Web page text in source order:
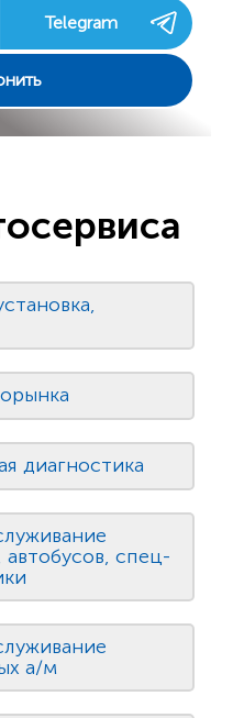
Telegram
диагностика
автобусов, спец-
а/м